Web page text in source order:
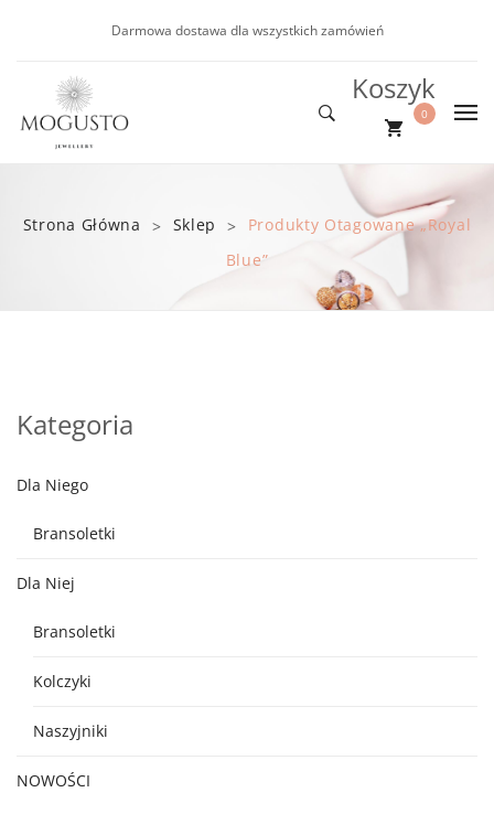
Darmowa dostawa dla wszystkich zamówień
Koszyk
0
Nie ma produktów w koszyku.
Bransoletki
NOWOŚCI
Strona Główna > Sklep >
Produkty Otagowane „Royal
Blue”
Kategoria
Dla Niego
Bransoletki
Dla Niej
Bransoletki
Kolczyki
Naszyjniki
NOWOŚCI